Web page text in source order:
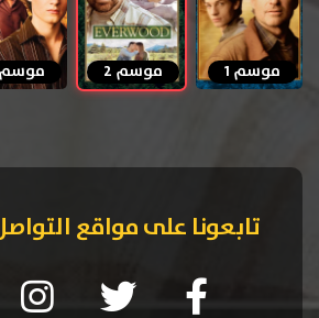
موسم 1 موسم 2 موسم 3
تابعونا على مواقع